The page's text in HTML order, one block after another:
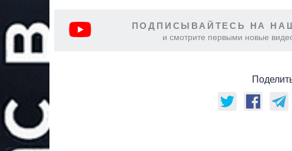
ПОДПИСЫВАЙТЕСЬ НА НАШ
и смотрите первыми новые